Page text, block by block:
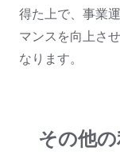
得た上で、事業
マンスを向上さ
なります。
その他